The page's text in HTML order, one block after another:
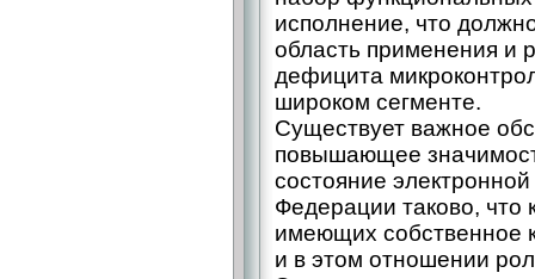
исполнение, что
область применения и
дефицита
широком сегменте.
Существует важное
повышающее
состояние
Федерации таково, что
имеющих собственное
и в этом отношении